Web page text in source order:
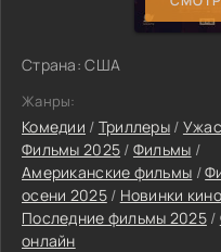
Страна: США
Жанры:
Комедии / Триллеры /
Фильмы 2025 / Фильмы /
Американские фильмы /
осени 2025/ Новинки
Последние фильмы 2025/
онлайн